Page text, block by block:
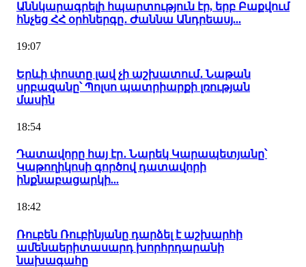
Աննկարագրելի հպարտություն էր, երբ Բաքվում
հնչեց ՀՀ օրհներգը․ Ժաննա Անդրեասյ...
19:07
Երևի փոստը լավ չի աշխատում․ Նաթան
սրբազանը՝ Պոլսո պատրիարքի լռության
մասին
18:54
Դատավորը հայ էր․ Նարեկ Կարապետյանը՝
Կաթողիկոսի գործով դատավորի
ինքնաբացարկի...
18:42
Ռուբեն Ռուբինյանը դարձել է աշխարհի
ամենաերիտասարդ խորհրդարանի
նախագահը